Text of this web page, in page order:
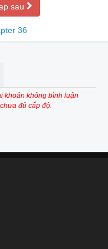
sau
36
khoản không bình luận
đủ cấp độ.